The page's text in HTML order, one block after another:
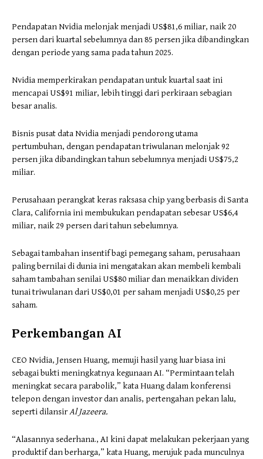
Pendapatan Nvidia melonjak menjadi US$81,6 miliar, naik 20
persen dari kuartal sebelumnya dan 85 persen jika dibandingkan
dengan periode yang sama pada tahun 2025.
Nvidia memperkirakan pendapatan untuk kuartal saat ini
mencapai US$91 miliar, lebih tinggi dari perkiraan sebagian
besar analis.
Bisnis pusat data Nvidia menjadi pendorong utama
pertumbuhan, dengan pendapatan triwulanan melonjak 92
persen jika dibandingkan tahun sebelumnya menjadi US$75,2
miliar.
Perusahaan perangkat keras raksasa chip yang berbasis di Santa
Clara, California ini membukukan pendapatan sebesar US$6,4
miliar, naik 29 persen dari tahun sebelumnya.
Sebagai tambahan insentif bagi pemegang saham, perusahaan
paling bernilai di dunia ini mengatakan akan membeli kembali
saham tambahan senilai US$80 miliar dan menaikkan dividen
tunai triwulanan dari US$0,01 per saham menjadi US$0,25 per
saham.
Perkembangan AI
CEO Nvidia, Jensen Huang, memuji hasil yang luar biasa ini
sebagai bukti meningkatnya kegunaan AI. “Permintaan telah
meningkat secara parabolik,” kata Huang dalam konferensi
telepon dengan investor dan analis, pertengahan pekan lalu,
seperti dilansirAl Jazeera.
“Alasannya sederhana., AI kini dapat melakukan pekerjaan yang
produktif dan berharga,” kata Huang, merujuk pada munculnya